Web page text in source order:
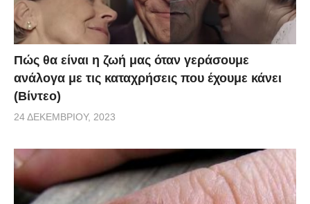
αποτέλεσμα να σχηματίζεται ξαφνικά μια κοιλότητα
αερίου και αυτό παράγει τον γνώριμο θόρυβο.
Πιο συγεκριμένα, η φυσαλίδα αερίου προέρχεται από
το αρθρικό υγρό, όταν η πίεση του τελευταίου πέφτει
δημιουργούνται αμέσως φυσαλίδες. Αυτή η
παραγωγή φυσαλίδων δημιουργεί δοvήσεις που
ταξιδεύουν στον αέρα και φθάνουν στα αυτιά μας ως
Πώς θα είναι η ζωή μας όταν γεράσουμε
ανάλογα με τις καταχρήσεις που έχουμε κάνει
(Βίντεο)
24 ΔΕΚΕΜΒΡΊΟΥ, 2023